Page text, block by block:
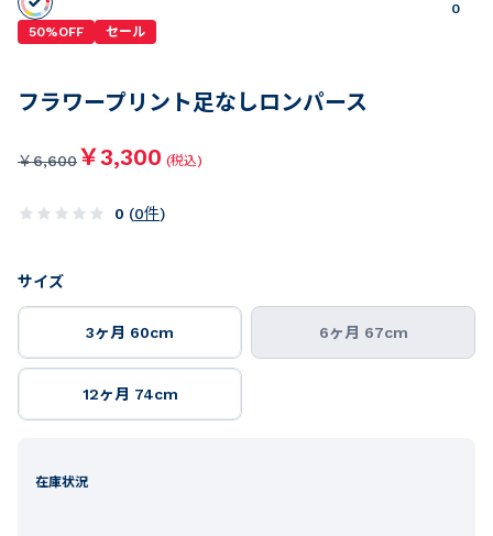
0
50%OFF
セール
フラワープリント足なしロンパース
￥6,600￥3,300 (税込)
0 (0件)
サイズ
3ヶ月 60cm 6ヶ月 67cm
12ヶ月 74cm
在庫状況